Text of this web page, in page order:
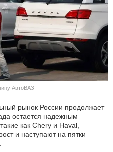
МОТО
АвтоВАЗ
рынок России продолжает
остается надежным
как Chery и Haval,
и наступают на пятки